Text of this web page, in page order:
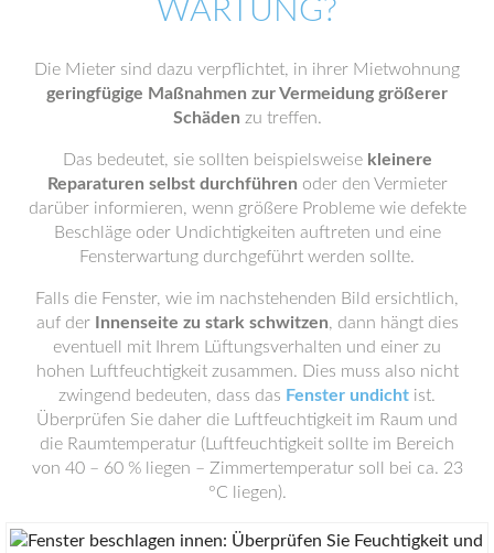
WARTUNG?
Die Mieter sind dazu verpflichtet, in ihrer Mietwohnung
geringfügige Maßnahmen zur Vermeidung größerer
Schäden zu treffen.
Das bedeutet, sie sollten beispielsweise kleinere
Reparaturen selbst durchführen oder den Vermieter
darüber informieren, wenn größere Probleme wie defekte
Beschläge oder Undichtigkeiten auftreten und eine
Fensterwartung durchgeführt werden sollte.
Falls die Fenster, wie im nachstehenden Bild ersichtlich,
auf der
Innenseite zu stark schwitzen, dann hängt dies
eventuell mit Ihrem Lüftungsverhalten und einer zu
hohen Luftfeuchtigkeit zusammen. Dies muss also nicht
zwingend bedeuten, dass das Fenster undicht ist.
Überprüfen Sie daher die Luftfeuchtigkeit im Raum und
die Raumtemperatur (Luftfeuchtigkeit sollte im Bereich
von 40 – 60 % liegen – Zimmertemperatur soll bei ca. 23
°C liegen).